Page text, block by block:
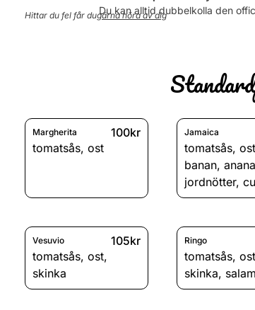
Torsdag
Du kan alltid dubbelkolla den
Hittar du fel får dugärna höra av dig
Margherita
100kr
tomatsås, ost
Jamaica
tomatsås,ost
banan,
jordnötter,
Vesuvio
105kr
tomatsås, ost,
skinka
Ringo
tomatsås,ost
skinka,